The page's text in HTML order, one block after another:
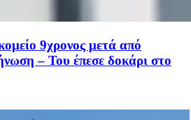
9χρονος μετά από
– Του έπεσε δοκάρι στο